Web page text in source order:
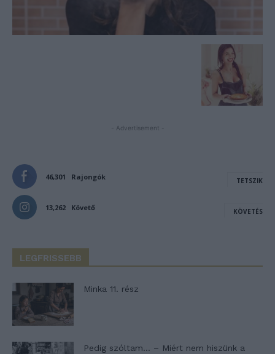
- Advertisement -
46,301 Rajongók TETSZIK
13,262 Követő KÖVETÉS
LEGFRISSEBB
Minka 11. rész
Pedig szóltam… – Miért nem hiszünk a